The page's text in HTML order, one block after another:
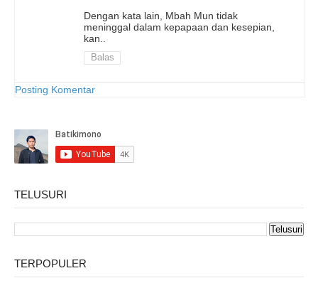
Dengan kata lain, Mbah Mun tidak
meninggal dalam kepapaan dan kesepian,
kan..
Balas
Posting Komentar
TELUSURI
TERPOPULER